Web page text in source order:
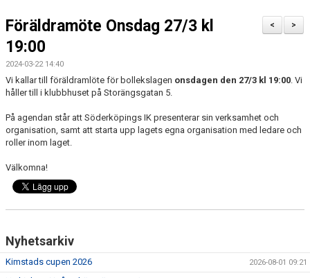
BILDGALLERI
DOKUMENT
KONTAKT
>
<
Föräldramöte Onsdag 27/3 kl
19:00
2024-03-22 14:40
Vi kallar till föräldramlöte för bollekslagen onsdagen den 27/3 kl 19:00. Vi
håller till i klubbhuset på Storängsgatan 5.
På agendan står att Söderköpings IK presenterar sin verksamhet och
organisation, samt att starta upp lagets egna organisation med ledare och
roller inom laget.
Välkomna!
Nyhetsarkiv
Kimstads cupen 2026 2026-08-01 09:21